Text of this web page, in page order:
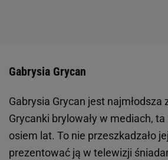
Gabrysia Grycan
Gabrysia Grycan jest najmłodsza
Grycanki brylowały w mediach, ta
osiem lat. To nie przeszkadzało
prezentować ją w telewizji